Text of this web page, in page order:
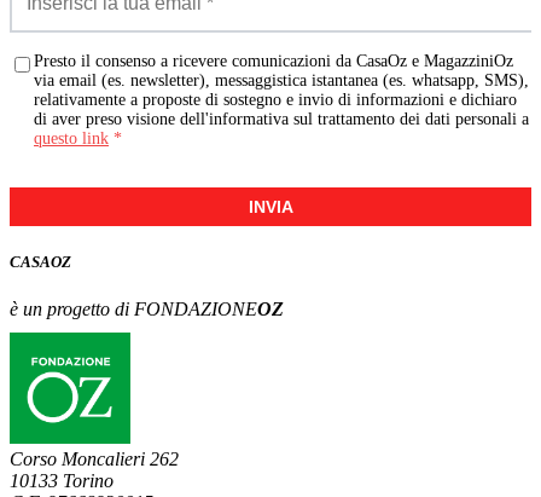
Presto il consenso a ricevere comunicazioni da CasaOz e MagazziniOz
via email (es. newsletter), messaggistica istantanea (es. whatsapp, SMS),
relativamente a proposte di sostegno e invio di informazioni e dichiaro
di aver preso visione dell'informativa sul trattamento dei dati personali a
questo link *
INVIA
CASAOZ
è un progetto di FONDAZIONEOZ
Corso Moncalieri 262
10133 Torino